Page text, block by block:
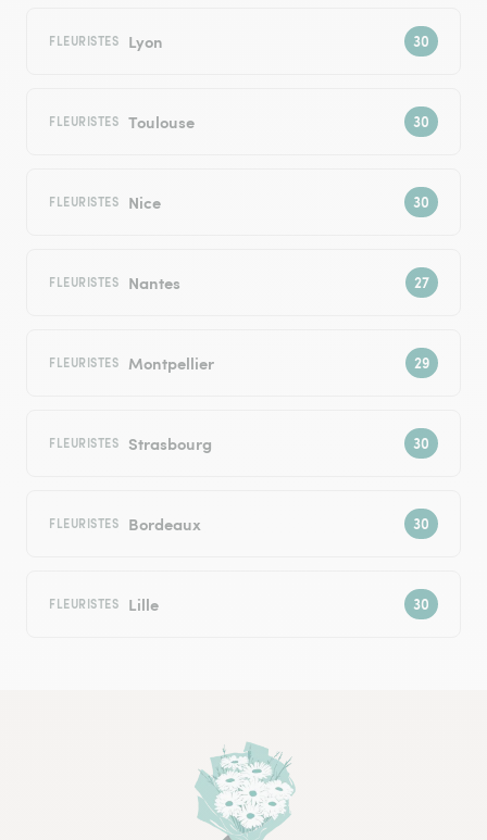
FLEURISTES Lyon
FLEURISTES Toulouse
FLEURISTES Nice
FLEURISTES Nantes
FLEURISTES Montpellier
FLEURISTES Strasbourg
FLEURISTES Bordeaux
FLEURISTES Lille